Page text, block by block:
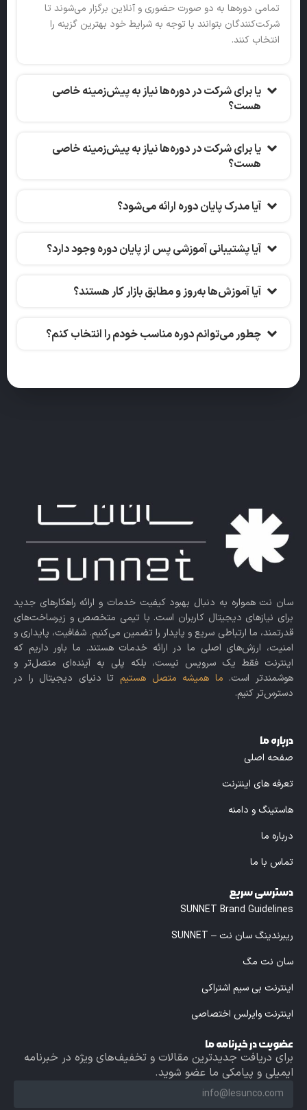
تمامی دوره‌ها به دو صورت حضوری و آنلاین برگزار می‌شوند تا
شرکت‌کنندگان بتوانند با توجه به شرایط خود بهترین گزینه را
انتخاب کنند.
یا برای شرکت در دوره‌ها نیاز به پیش‌زمینه خاصی
هست؟
یا برای شرکت در دوره‌ها نیاز به پیش‌زمینه خاصی
هست؟
آیا مدرک پایان دوره ارائه می‌شود؟
آیا پشتیبانی آموزشی پس از پایان دوره وجود دارد؟
آیا آموزش‌ها به‌روز و مطابق بازار کار هستند؟
چطور می‌توانم دوره مناسب خودم را انتخاب کنم؟
سان نت همواره به دنبال بهبود کیفیت خدمات و ارائه راهکارهای جدید
برای نیازهای دیجیتال کاربران است. با تیمی متخصص و زیرساخت‌های
قدرتمند، ما ارتباطی سریع و پایدار را تضمین می‌کنیم. شفافیت، پایداری و
امنیت، ارزش‌های اصلی ما در ارائه خدمات هستند. ما باور داریم که
اینترنت فقط یک سرویس نیست، بلکه پلی به آینده‌ای متصل‌تر و
هوشمندتر است. ما همیشه متصل هستیم تا دنیای دیجیتال را در
دسترس‌تر کنیم.
درباره ما
صفحه اصلی
تعرفه های اینترنت
هاستینگ و دامنه
درباره ما
تماس با ما
دسترسی سریع
SUNNET Brand Guidelines
ریبرندینگ سان نت – SUNNET
سان نت مگ
اینترنت بی سیم اشتراکی
اینترنت وایرلس اختصاصی
عضویت در خبرنامه ما
برای دریافت جدیدترین مقالات و تخفیف‌های ویژه در خبرنامه
ایمیلی و پیامکی ما عضو شوید.